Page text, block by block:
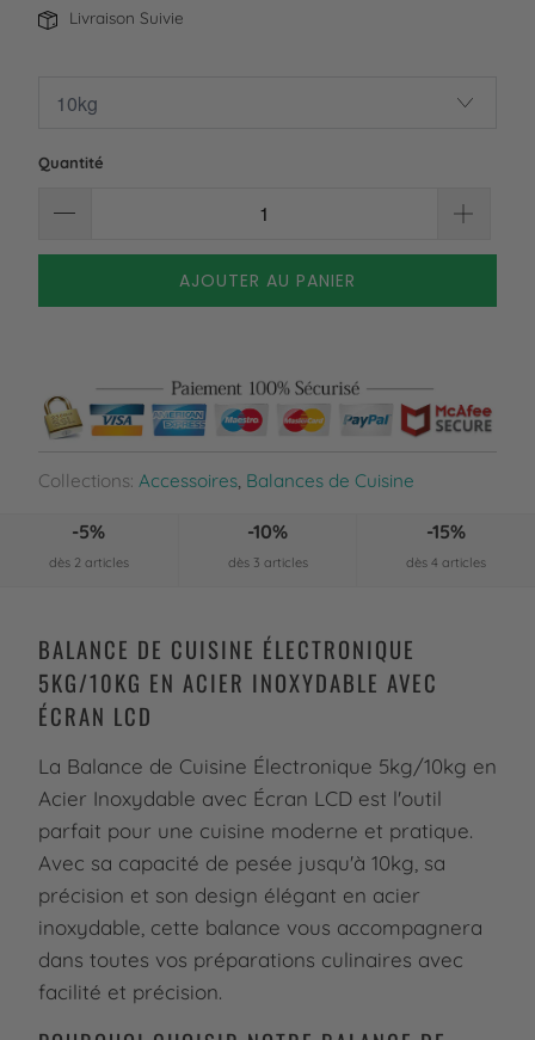
Livraison Suivie
Quantité
AJOUTER AU PANIER
Collections: Accessoires, Balances de Cuisine
-5%
dès 2 articles
-10%
dès 3 articles
-15%
dès 4 articles
BALANCE DE CUISINE ÉLECTRONIQUE
5KG/10KG EN ACIER INOXYDABLE AVEC
ÉCRAN LCD
La Balance de Cuisine Électronique 5kg/10kg en
Acier Inoxydable avec Écran LCD est l'outil
parfait pour une cuisine moderne et pratique.
Avec sa capacité de pesée jusqu'à 10kg, sa
précision et son design élégant en acier
inoxydable, cette balance vous accompagnera
dans toutes vos préparations culinaires avec
facilité et précision.